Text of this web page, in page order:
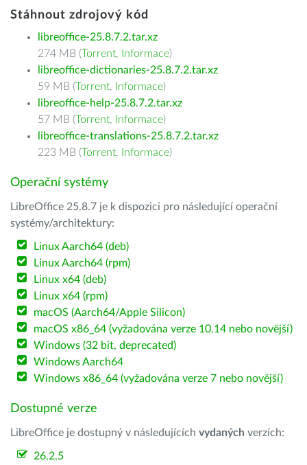
Stáhnout zdrojový kód
libreoffice-25.8.7.2.tar.xz
274 MB (Torrent, Informace)
libreoffice-dictionaries-25.8.7.2.tar.xz
59 MB (Torrent, Informace)
libreoffice-help-25.8.7.2.tar.xz
57 MB (Torrent, Informace)
libreoffice-translations-25.8.7.2.tar.xz
223 MB (Torrent, Informace)
Operační systémy
LibreOffice 25.8.7 je k dispozici pro následující operační
systémy/architektury:
Linux Aarch64 (deb)
Linux Aarch64 (rpm)
Linux x64 (deb)
Linux x64 (rpm)
macOS (Aarch64/Apple Silicon)
macOS x86_64 (vyžadována verze 10.14 nebo novější)
Windows (32 bit, deprecated)
Windows Aarch64
Windows x86_64 (vyžadována verze 7 nebo novější)
Dostupné verze
LibreOffice je dostupný v následujících vydaných verzích:
26.2.5